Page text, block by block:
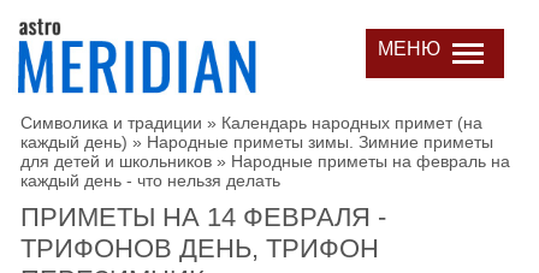
МЕНЮ
Символика и традиции » Календарь народных примет (на
каждый день) » Народные приметы зимы. Зимние приметы
для детей и школьников » Народные приметы на февраль на
каждый день - что нельзя делать
ПРИМЕТЫ НА 14 ФЕВРАЛЯ -
ТРИФОНОВ ДЕНЬ, ТРИФОН